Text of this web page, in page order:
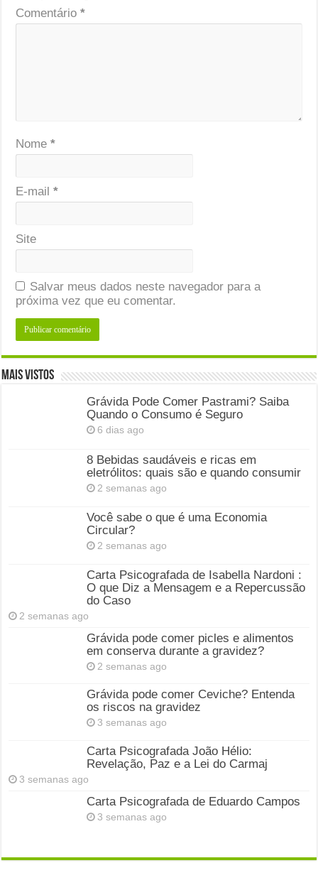
Comentário*
Nome*
E-mail*
Site
Salvar meus dados neste navegador para a
próxima vez que eu comentar.
Mais Vistos
Grávida Pode Comer Pastrami? Saiba
Quando o Consumo é Seguro
6 dias ago
8 Bebidas saudáveis e ricas em
eletrólitos: quais são e quando consumir
2 semanas ago
Você sabe o que é uma Economia
Circular?
2 semanas ago
Carta Psicografada de Isabella Nardoni :
O que Diz a Mensagem e a Repercussão
do Caso
2 semanas ago
Grávida pode comer picles e alimentos
em conserva durante a gravidez?
2 semanas ago
Grávida pode comer Ceviche? Entenda
os riscos na gravidez
3 semanas ago
Carta Psicografada João Hélio:
Revelação, Paz e a Lei do Carmaj
3 semanas ago
Carta Psicografada de Eduardo Campos
3 semanas ago